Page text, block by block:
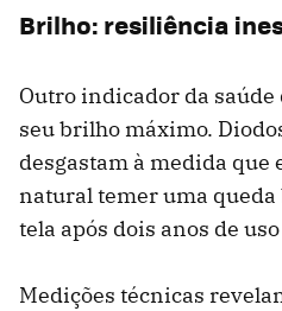
Brilho: resiliência
Outro indicador da saúde
seu brilho máximo.
desgastam à medida que
natural temer uma
tela após dois anos de
Medições técnicas